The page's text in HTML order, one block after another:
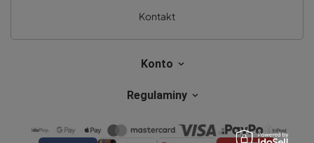
Kontakt
Konto
Regulaminy